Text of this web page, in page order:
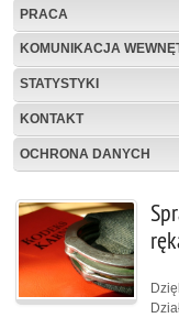
PRACA
KOMUNIKACJA
STATYSTYKI
KONTAKT
OCHRONA DANYCH